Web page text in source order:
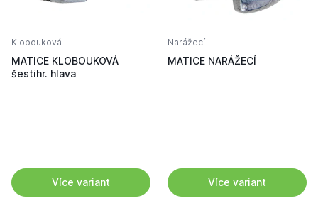
Klobouková
MATICE KLOBOUKOVÁ
šestihr. hlava
Více variant
Narážecí
MATICE NARÁŽECÍ
Více variant